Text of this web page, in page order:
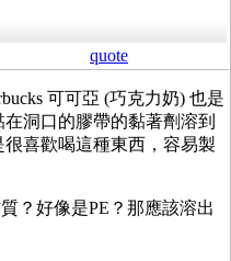
quote
可可亞 (巧克力奶) 也是
洞口的膠帶的黏著劑溶到
喜歡喝這種東西，容易製
？好像是PE？那應該溶出